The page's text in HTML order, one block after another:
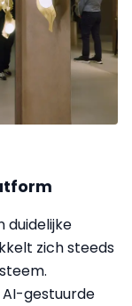
duidelijke
zich steeds
gestuurde